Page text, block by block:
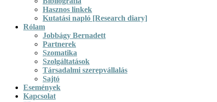
Hasznos linkek
Kutatási napló [Research diary]
Rólam
Jobbágy Bernadett
Partnerek
Szomatika
Szolgáltatások
Társadalmi szerepvállalás
Sajtó
Események
Kapcsolat